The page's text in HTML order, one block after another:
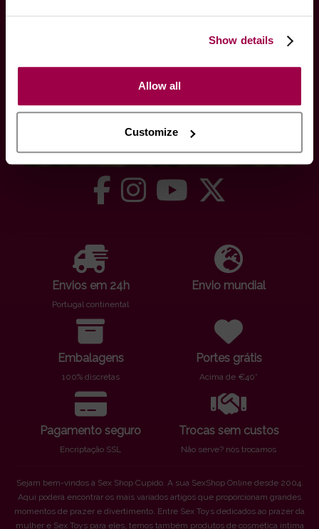
Show details
Allow all
Customize
Envios em 24h
Portugal continental
Envio mundial
Embalagens
100% discretas
Portes grátis
Acima de €40*
Pagamento seguro
Encriptação SSL
Trocas sem custos
Não serve? nós trocamos
Sejam bem-vindos à Sex Shop Cupido. A sua SexShop Online desde 2004.
Aqui poderá encontrar os mais variados artigos que proporcionam grandes
momentos de prazer e divertimento. Entre Sex Toys dedicados ao prazer da
mulher e Sex Toys para eles, temos também produtos de cosmética íntima